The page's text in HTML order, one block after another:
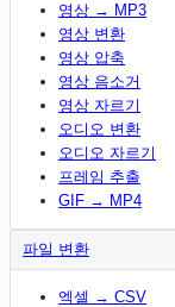
영상 → MP3
영상 변환
영상 압축
영상 음소거
영상 자르기
오디오 변환
오디오 자르기
프레임 추출
GIF → MP4
파일 변환
엑셀 → CSV